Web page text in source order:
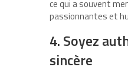
ce qui a souvent
passionnantes et
4. Soyez
sincère